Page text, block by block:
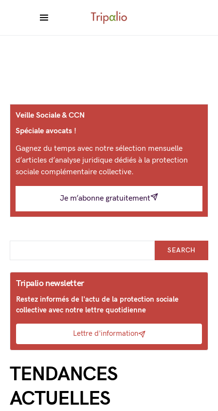
Veille Sociale & CCN
Spéciale avocats !
Gagnez du temps avec notre sélection mensuelle
d’articles d’analyse juridique dédiés à la protection
sociale complémentaire collective.
Je m’abonne gratuitement
SEARCH
Tripalio newsletter
Restez informés de l'actu de la protection sociale
collective avec notre lettre quotidienne
Lettre d'information
TENDANCES
ACTUELLES